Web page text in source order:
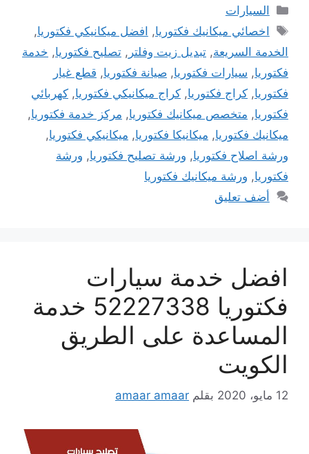
التصنيفات
السيارات
الوسوم
اخصائي ميكانيك فكتوريا, افضل ميكانيكي فكتوريا,
الخدمة السريعة, تبديل زيت وفلتر , تصليح فكتوريا, خدمة
فكتوريا, سيارات فكتوريا, صيانة فكتوريا, قطع غيار
فكتوريا, كراج فكتوريا, كراج ميكانيكي فكتوريا, كهربائي
فكتوريا, متخصص ميكانيك فكتوريا, مركز خدمة فكتوريا,
ميكانيك فكتوريا, ميكانيكا فكتوريا, ميكانيكي فكتوريا,
ورشة اصلاح فكتوريا, ورشة تصليح فكتوريا, ورشة
فكتوريا, ورشة ميكانيك فكتوريا
أضف تعليق
افضل خدمة سيارات
فكتوريا 52227338 خدمة
المساعدة على الطريق
الكويت
12 مايو، 2020 بقلم amaar amaar